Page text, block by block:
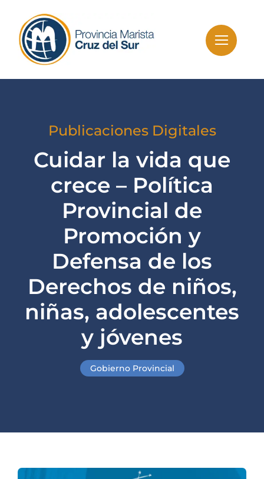
content
Publicaciones Digitales
Cuidar la vida que
crece – Política
Provincial de
Promoción y
Defensa de los
Derechos de niños,
niñas, adolescentes
y jóvenes
Gobierno Provincial